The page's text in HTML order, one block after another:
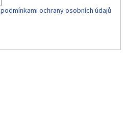
podmínkami ochrany osobních údajů